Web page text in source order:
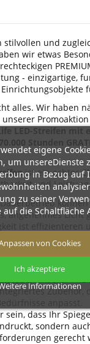
stilvollen und
wir etwas
- einzigartige,
alles. Wir haben
LED-Streifen mit
Stunden
ist ein echter
und
können
angenehmes Licht
ist effizienteren
LEDs zu
auf jahrelange
legen!
jeder unserer
Zubehör,
anpasst.
sein, dass Ihr
sondern
gerecht
eigene
um unsereDienste
in Bezug auf
zu seiner
auf die Schaltfläche
Informationen
von Cookies
Ich akzeptiere